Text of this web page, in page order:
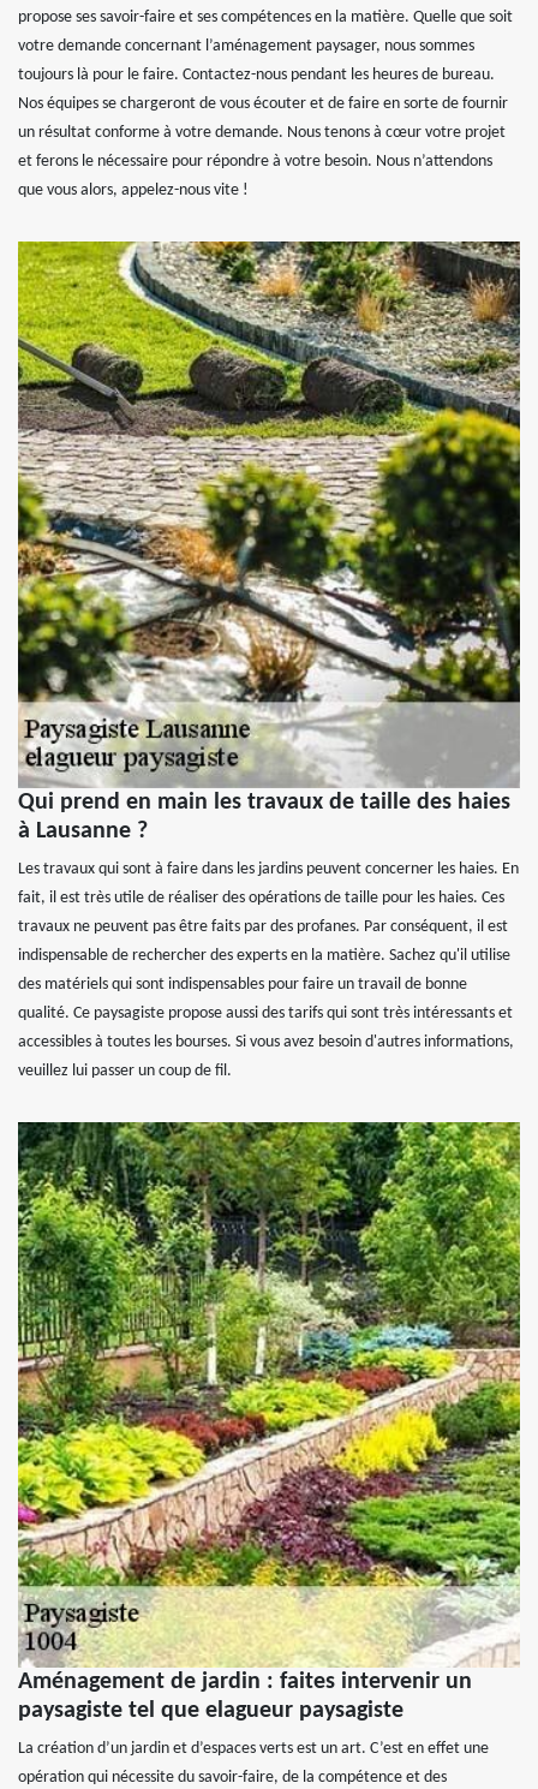
propose ses savoir-faire et ses compétences en la matière. Quelle que soit
votre demande concernant l’aménagement paysager, nous sommes
toujours là pour le faire. Contactez-nous pendant les heures de bureau.
Nos équipes se chargeront de vous écouter et de faire en sorte de fournir
un résultat conforme à votre demande. Nous tenons à cœur votre projet
et ferons le nécessaire pour répondre à votre besoin. Nous n’attendons
que vous alors, appelez-nous vite !
Qui prend en main les travaux de taille des haies
à Lausanne ?
Les travaux qui sont à faire dans les jardins peuvent concerner les haies. En
fait, il est très utile de réaliser des opérations de taille pour les haies. Ces
travaux ne peuvent pas être faits par des profanes. Par conséquent, il est
indispensable de rechercher des experts en la matière. Sachez qu'il utilise
des matériels qui sont indispensables pour faire un travail de bonne
qualité. Ce paysagiste propose aussi des tarifs qui sont très intéressants et
accessibles à toutes les bourses. Si vous avez besoin d'autres informations,
veuillez lui passer un coup de fil.
Aménagement de jardin : faites intervenir un
paysagiste tel que elagueur paysagiste
La création d’un jardin et d’espaces verts est un art. C’est en effet une
opération qui nécessite du savoir-faire, de la compétence et des